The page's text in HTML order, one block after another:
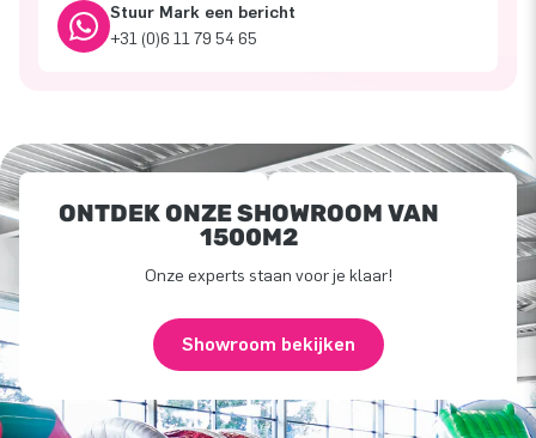
Stuur Mark een bericht
+31 (0)6 11 79 54 65
ONTDEK ONZE SHOWROOM VAN
1500M2
Onze experts staan voor je klaar!
Showroom bekijken